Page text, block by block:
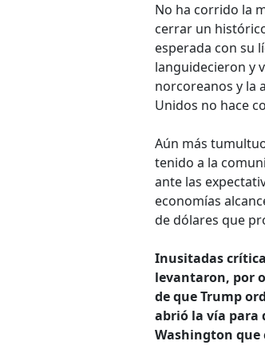
No ha corrido la
cerrar un
esperada con su
languidecieron y
norcoreanos y la
Unidos no hace
Aún más
tenido a la
ante las
economías
de dólares que
Inusitadas
levantaron, por
de que Trump
abrió la vía para
Washington